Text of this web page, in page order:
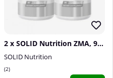
2 x SOLID Nutrition ZMA, 90 caps
SOLID Nutrition
2